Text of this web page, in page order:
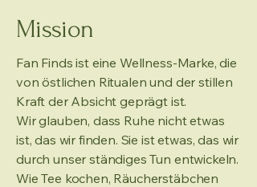
Mission
Fan Finds ist eine Wellness-Marke, die
von östlichen Ritualen und der stillen
Kraft der Absicht geprägt ist.
Wir glauben, dass Ruhe nicht etwas
ist, das wir finden. Sie ist etwas, das wir
durch unser ständiges Tun entwickeln.
Wie Tee kochen, Räucherstäbchen